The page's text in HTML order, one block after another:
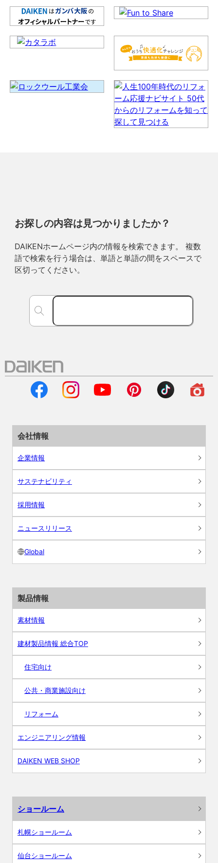
お探しの内容は見つかりましたか？
DAIKENホームページ内の情報を検索できます。 複数
語で検索を行う場合は、単語と単語の間をスペースで
区切ってください。
会社情報
企業情報
サステナビリティ
採用情報
ニュースリリース
Global
製品情報
素材情報
建材製品情報 総合TOP
住宅向け
公共・商業施設向け
リフォーム
エンジニアリング情報
DAIKEN WEB SHOP
ショールーム
札幌ショールーム
仙台ショールーム